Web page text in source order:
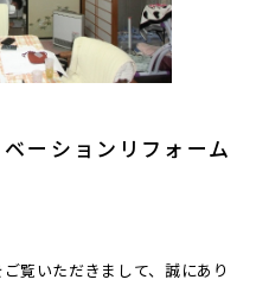
ーションリフォーム
覧いただきまして、誠にあり